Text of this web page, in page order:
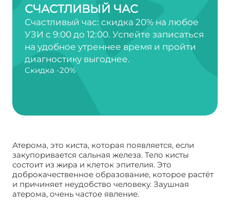
СЧАСТЛИВЫЙ ЧАС
Счастливый час: скидка 20% на любое
УЗИ с 9:00 до 12:00. Успейте записаться
на удобное утреннее время и пройти
диагностику выгоднее.
Скидка -20%
Атерома, это киста, которая появляется, если
закупоривается сальная железа. Тело кисты
состоит из жира и клеток эпителия. Это
доброкачественное образование, которое растёт
и причиняет неудобство человеку. Заушная
атерома, очень частое явление.